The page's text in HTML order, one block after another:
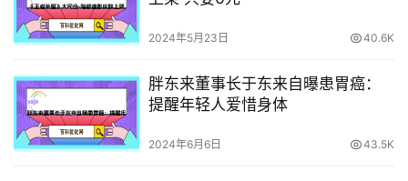
2024年5月23日 40.6K
胖东来董事长于东来自曝患胃癌：
提醒年轻人爱惜身体
2024年6月6日 43.5K